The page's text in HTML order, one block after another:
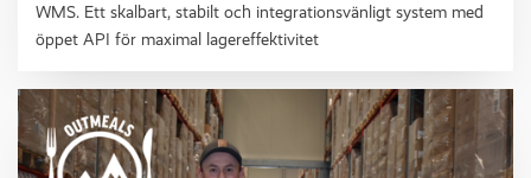
WMS. Ett skalbart, stabilt och integrationsvänligt system med
öppet API för maximal lagereffektivitet